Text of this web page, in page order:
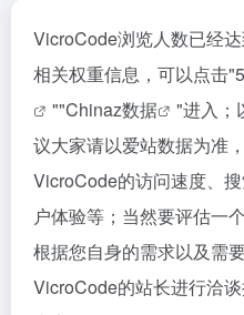
VicroCode浏览人数已经
相关权重信息，可以点击"
""Chinaz数据
"进入；
议大家请以爱站数据为准
VicroCode的访问速度、
户体验等；当然要评估一
根据您自身的需求以及需
VicroCode的站长进行洽